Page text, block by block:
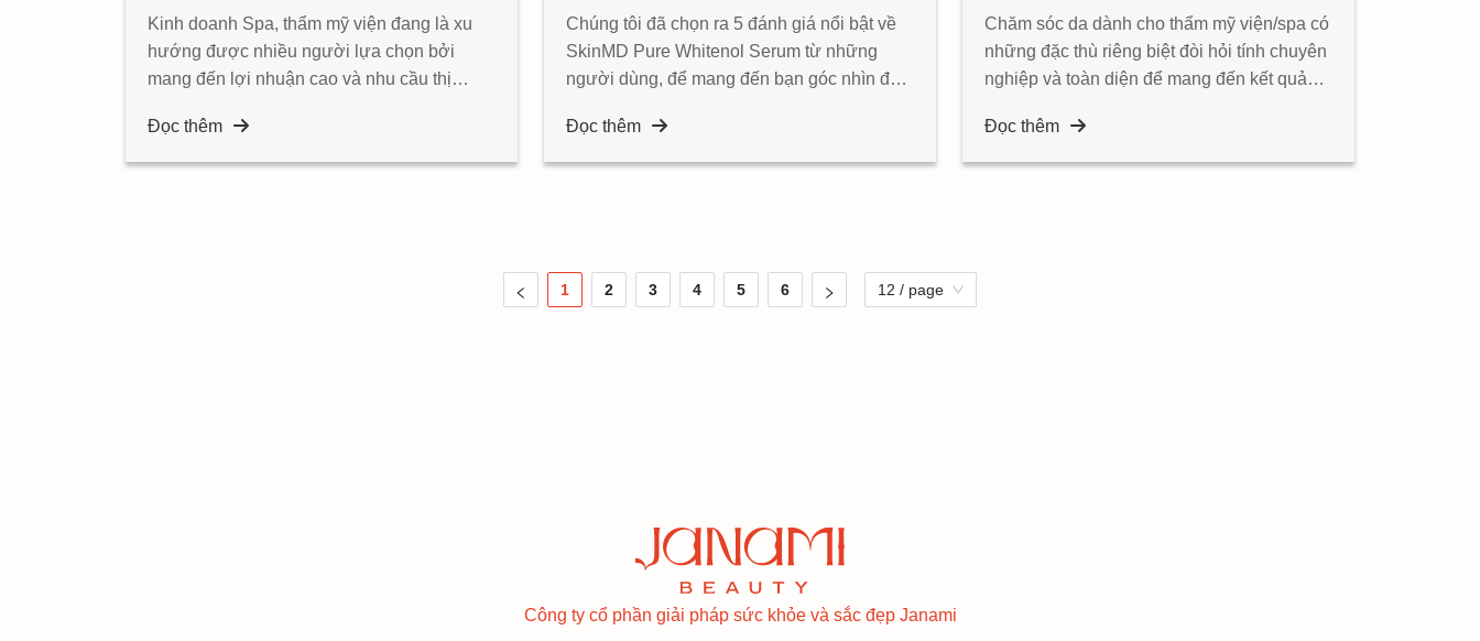
GẶP PHẢI TRONG NGÀNH LÀM ĐẸP
Kinh doanh Spa, thẩm mỹ viện đang là xu
hướng được nhiều người lựa chọn bởi
mang đến lợi nhuận cao và nhu cầu thị
Đọc thêm
Chúng tôi đã chọn ra 5 đánh giá nổi bật về
SkinMD Pure Whitenol Serum từ những
người dùng, để mang đến bạn góc nhìn đa
yêu thích này.
Đọc thêm
sóc da chuyên nghiệp
Chăm sóc da dành cho thẩm mỹ viện/spa có
những đặc thù riêng biệt đòi hỏi tính chuyên
nghiệp và toàn diện để mang đến kết quả
Đọc thêm
1 2 3 4 5 6 12 / page
Công ty cổ phần giải pháp sức khỏe và sắc đẹp Janami